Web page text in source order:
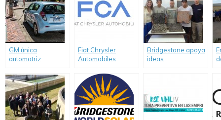
Educación
Ambiental para
todos.
GM única
automotriz
incluida en el Índice
Dow Jones de
Sustentabilidad
Fiat Chrysler
Automobiles
los líderes
mundiales por su
trabajo respecto al
cambio climático.
Bridgestone apoya
ideas
medioambiente